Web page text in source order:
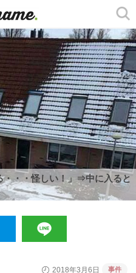
・・・怪しい！」⇒中に入ると
2018年3月6日 事件